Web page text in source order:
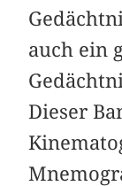
auch ein
Dieser